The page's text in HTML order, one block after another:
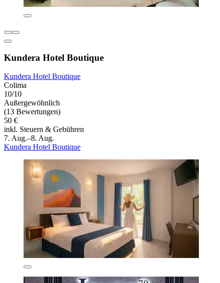
Kundera Hotel Boutique
Kundera Hotel Boutique
Colima
10/10
Außergewöhnlich
(13 Bewertungen)
50 €
inkl. Steuern & Gebühren
7. Aug.–8. Aug.
Kundera Hotel Boutique